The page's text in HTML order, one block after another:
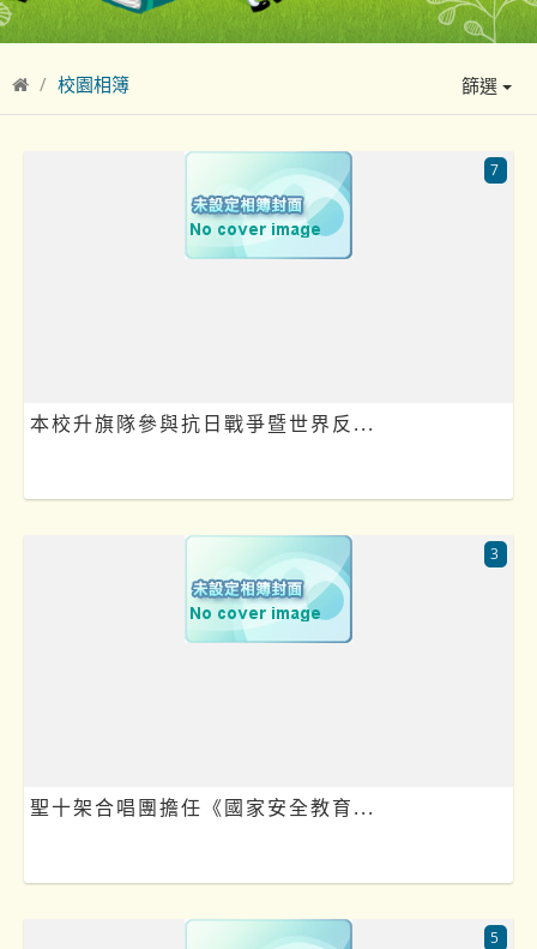
校園相簿 篩選
本校升旗隊參與抗日戰爭暨世界反...
7
聖十架合唱團擔任《國家安全教育...
3
5